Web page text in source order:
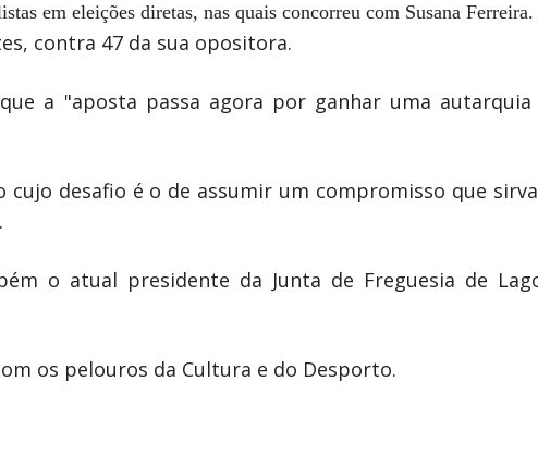
em eleições diretas, nas quais concorreu com Susana Ferreira.
contra 47 da sua opositora.
a "aposta passa agora por ganhar uma
desafio é o de assumir um compromisso que
o atual presidente da Junta de Freguesia de
os pelouros da Cultura e do Desporto.